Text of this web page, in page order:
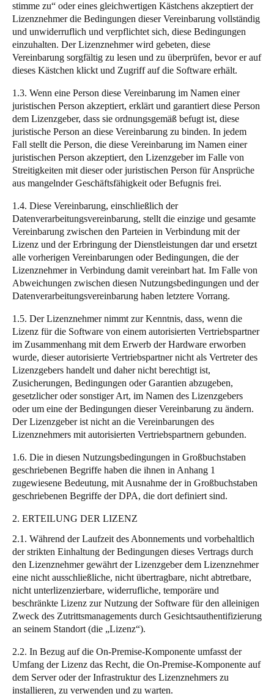
Netherlands
NederlandsEnglish
Belgium
Spain
Español
Portugal
Português
Italiano
Russia
Russian
Poland
Czech Republic
Čeština
Denmark
DanskereEnglish
Norway
Norsk
English
Finland
FinnishEnglish
Auswahl als Standard speichern
stimme zu“ oder eines gleichwertigen Kästchens akzeptiert der
Lizenznehmer die Bedingungen dieser Vereinbarung vollständig
und unwiderruflich und verpflichtet sich, diese Bedingungen
einzuhalten. Der Lizenznehmer wird gebeten, diese
Vereinbarung sorgfältig zu lesen und zu überprüfen, bevor er auf
dieses Kästchen klickt und Zugriff auf die Software erhält.
1.3. Wenn eine Person diese Vereinbarung im Namen einer
juristischen Person akzeptiert, erklärt und garantiert diese Person
dem Lizenzgeber, dass sie ordnungsgemäß befugt ist, diese
juristische Person an diese Vereinbarung zu binden. In jedem
Fall stellt die Person, die diese Vereinbarung im Namen einer
juristischen Person akzeptiert, den Lizenzgeber im Falle von
Streitigkeiten mit dieser oder juristischen Person für Ansprüche
aus mangelnder Geschäftsfähigkeit oder Befugnis frei.
1.4. Diese Vereinbarung, einschließlich der
Datenverarbeitungsvereinbarung, stellt die einzige und gesamte
Vereinbarung zwischen den Parteien in Verbindung mit der
Lizenz und der Erbringung der Dienstleistungen dar und ersetzt
alle vorherigen Vereinbarungen oder Bedingungen, die der
Lizenznehmer in Verbindung damit vereinbart hat. Im Falle von
Abweichungen zwischen diesen Nutzungsbedingungen und der
Datenverarbeitungsvereinbarung haben letztere Vorrang.
1.5. Der Lizenznehmer nimmt zur Kenntnis, dass, wenn die
Lizenz für die Software von einem autorisierten Vertriebspartner
im Zusammenhang mit dem Erwerb der Hardware erworben
wurde, dieser autorisierte Vertriebspartner nicht als Vertreter des
Lizenzgebers handelt und daher nicht berechtigt ist,
Zusicherungen, Bedingungen oder Garantien abzugeben,
gesetzlicher oder sonstiger Art, im Namen des Lizenzgebers
oder um eine der Bedingungen dieser Vereinbarung zu ändern.
Der Lizenzgeber ist nicht an die Vereinbarungen des
Lizenznehmers mit autorisierten Vertriebspartnern gebunden.
1.6. Die in diesen Nutzungsbedingungen in Großbuchstaben
geschriebenen Begriffe haben die ihnen in Anhang 1
zugewiesene Bedeutung, mit Ausnahme der in Großbuchstaben
geschriebenen Begriffe der DPA, die dort definiert sind.
2. ERTEILUNG DER LIZENZ
2.1. Während der Laufzeit des Abonnements und vorbehaltlich
der strikten Einhaltung der Bedingungen dieses Vertrags durch
den Lizenznehmer gewährt der Lizenzgeber dem Lizenznehmer
eine nicht ausschließliche, nicht übertragbare, nicht abtretbare,
nicht unterlizenzierbare, widerrufliche, temporäre und
beschränkte Lizenz zur Nutzung der Software für den alleinigen
Zweck des Zutrittsmanagements durch Gesichtsauthentifizierung
an seinem Standort (die „Lizenz“).
2.2. In Bezug auf die On-Premise-Komponente umfasst der
Umfang der Lizenz das Recht, die On-Premise-Komponente auf
dem Server oder der Infrastruktur des Lizenznehmers zu
installieren, zu verwenden und zu warten.